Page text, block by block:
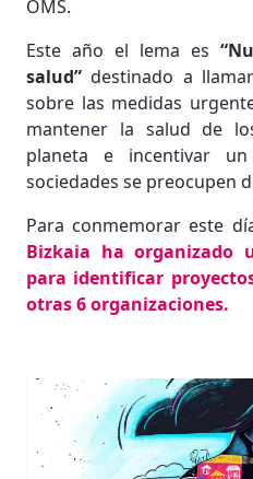
OMS.
Este año el lema es
salud” destinado a
sobre las medidas
mantener la salud de
planeta e incentivar
sociedades se preocupen
Para conmemorar este
Bizkaia ha organizado
para identificar
otras 6 organizaciones.